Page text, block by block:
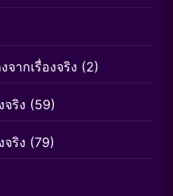
ากเรื่องจริง (2)
จริง (59)
จริง (79)